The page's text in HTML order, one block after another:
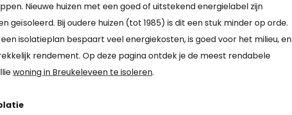
Nieuwe huizen met een goed of uitstekend energielabel zijn
geïsoleerd. Bij oudere huizen (tot 1985) is dit een stuk minder op orde.
isolatieplan bespaart veel energiekosten, is goed voor het milieu, en
rendement. Op deze pagina ontdek je de meest rendabele
woning in Breukeleveen te isoleren.